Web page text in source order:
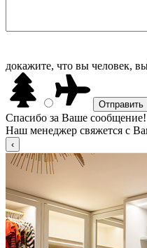
докажите, что вы человек,
Спасибо за Ваше сообщение!
Наш менеджер свяжется с